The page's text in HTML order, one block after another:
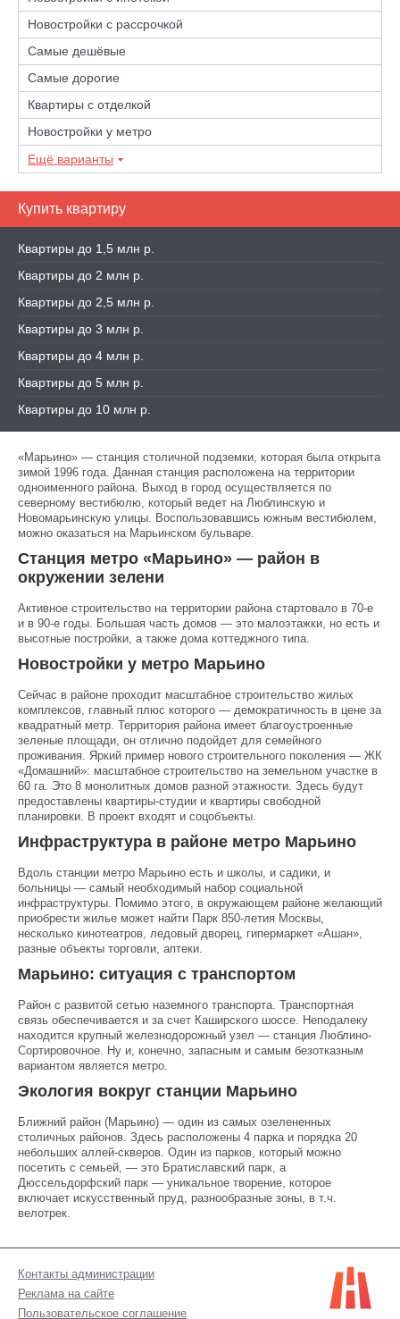
Новостройки с рассрочкой
Самые дешёвые
Самые дорогие
Квартиры с отделкой
Новостройки у метро
Ещё варианты
Купить квартиру
Квартиры до 1,5 млн р.
Квартиры до 2 млн р.
Квартиры до 2,5 млн р.
Квартиры до 3 млн р.
Квартиры до 4 млн р.
Квартиры до 5 млн р.
Квартиры до 10 млн р.
«Марьино» — станция столичной подземки, которая была открыта
зимой 1996 года. Данная станция расположена на территории
одноименного района. Выход в город осуществляется по
северному вестибюлю, который ведет на Люблинскую и
Новомарьинскую улицы. Воспользовавшись южным вестибюлем,
можно оказаться на Марьинском бульваре.
​Станция метро «Марьино» — район в
окружении зелени
Активное строительство на территории района стартовало в 70-е
и в 90-е годы. Большая часть домов — это малоэтажки, но есть и
высотные постройки, а также дома коттеджного типа.
Новостройки у метро Марьино
Сейчас в районе проходит масштабное строительство жилых
комплексов, главный плюс которого — демократичность в цене за
квадратный метр. Территория района имеет благоустроенные
зеленые площади, он отлично подойдет для семейного
проживания. Яркий пример нового строительного поколения — ЖК
«Домашний»: масштабное строительство на земельном участке в
60 га. Это 8 монолитных домов разной этажности. Здесь будут
предоставлены квартиры-студии и квартиры свободной
планировки. В проект входят и соцобъекты.
Инфраструктура в районе метро Марьино
Вдоль станции метро Марьино есть и школы, и садики, и
больницы — самый необходимый набор социальной
инфраструктуры. Помимо этого, в окружающем районе желающий
приобрести жилье может найти Парк 850-летия Москвы,
несколько кинотеатров, ледовый дворец, гипермаркет «Ашан»,
разные объекты торговли, аптеки.
Марьино: ситуация с транспортом
Район с развитой сетью наземного транспорта. Транспортная
связь обеспечивается и за счет Каширского шоссе. Неподалеку
находится крупный железнодорожный узел — станция Люблино-
Сортировочное. Ну и, конечно, запасным и самым безотказным
вариантом является метро.
Экология вокруг станции Марьино
Ближний район (Марьино) — один из самых озелененных
столичных районов. Здесь расположены 4 парка и порядка 20
небольших аллей-скверов. Один из парков, который можно
посетить с семьей, — это Братиславский парк, а
Дюссельдорфский парк — уникальное творение, которое
включает искусственный пруд, разнообразные зоны, в т.ч.
велотрек.
Контакты администрации
Реклама на сайте
Пользовательское соглашение